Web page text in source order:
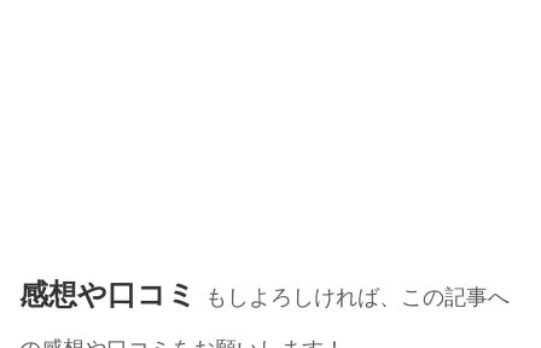
感想や口コミ
もしよろしければ、この記事へ